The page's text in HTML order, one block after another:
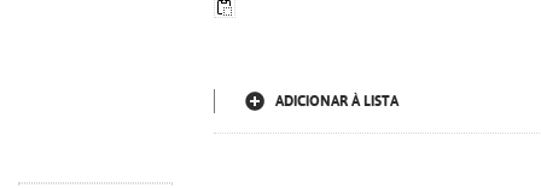
ADICIONAR À LISTA